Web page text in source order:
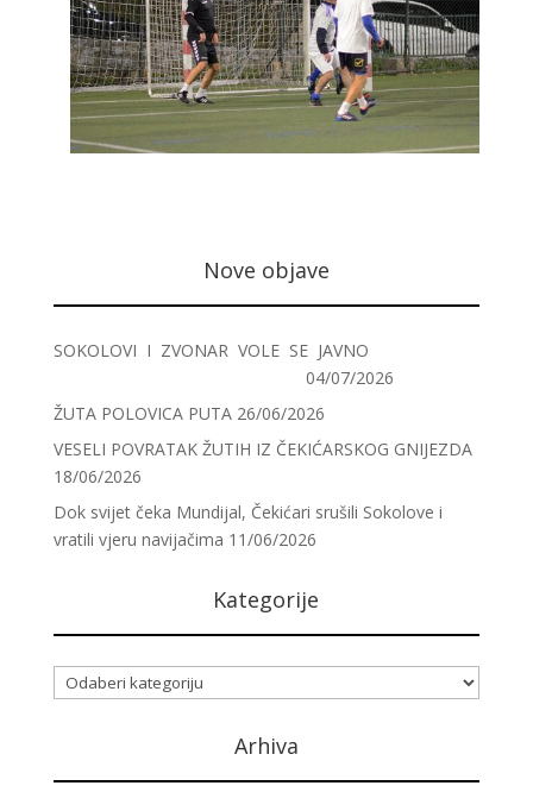
Nove objave
SOKOLOVI I ZVONAR VOLE SE JAVNO
04/07/2026
ŽUTA POLOVICA PUTA 26/06/2026
VESELI POVRATAK ŽUTIH IZ ČEKIĆARSKOG GNIJEZDA
18/06/2026
Dok svijet čeka Mundijal, Čekićari srušili Sokolove i
vratili vjeru navijačima 11/06/2026
Kategorije
Kategorije
Arhiva